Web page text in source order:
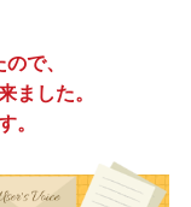
で、
ました。
。